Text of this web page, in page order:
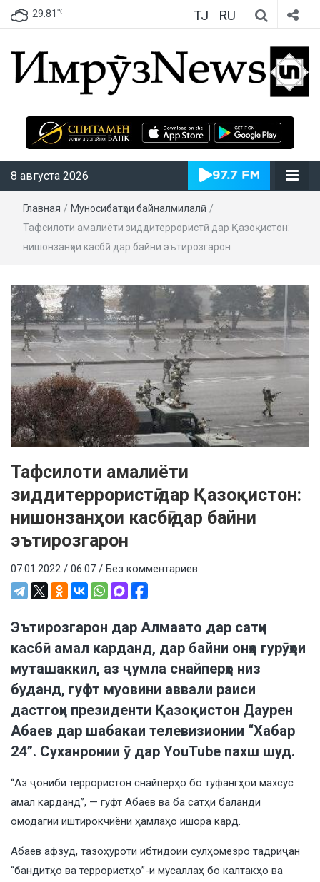
29.81 ℃ TJ RU
ИмрӯзNews
8 августа 2026
Главная / Муносибатҳои байналмилалӣ /
Тафсилоти амалиёти зиддитеррористӣ дар Қазоқистон:
нишонзанҳои касбӣ дар байни эътирозгарон
Тафсилоти амалиёти
зиддитеррористӣ дар Қазоқистон:
нишонзанҳои касбӣ дар байни
эътирозгарон
07.01.2022 / 06:07 / Без комментариев
Эътирозгарон дар Алмаато дар сатҳи
касбӣ амал карданд, дар байни онҳо гурӯҳҳои
муташаккил, аз ҷумла снайперҳо низ
буданд, гуфт муовини аввали раиси
дастгоҳи президенти Қазоқистон Даурен
Абаев дар шабакаи телевизионии “Хабар
24”. Суханронии ӯ дар YouTube пахш шуд.
“Аз ҷониби террористон снайперҳо бо туфангҳои махсус
амал карданд”, — гуфт Абаев ва ба сатҳи баланди
омодагии иштирокчиёни ҳамлаҳо ишора кард.
Абаев афзуд, тазоҳуроти ибтидоии сулҳомезро тадриҷан
“бандитҳо ва террористҳо”-и мусаллаҳ бо калтакҳо ва